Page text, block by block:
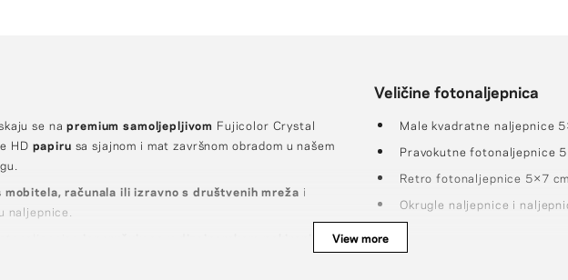
se napremium samoljepljivom Fujicolor Crystal
HD papiru sa sjajnom i mat završnom obradom u našem
mobitela, računala ili izravno s društvenih mreža i
koje
Veličine fotonaljepnica
Male kvadratne naljepnice
Pravokutne fotonaljepnice
Retro fotonaljepnice 5×7 cm
Okrugle naljepnice i
View more